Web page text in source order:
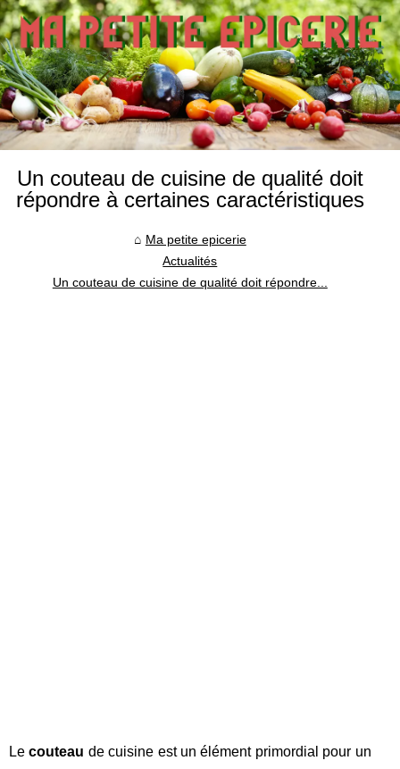
Un couteau de cuisine de qualité doit
répondre à certaines caractéristiques
Ma petite epicerie
Actualités
Un couteau de cuisine de qualité doit répondre...
Lecouteau de cuisine est un élément primordial pour un